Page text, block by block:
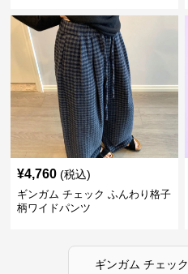
¥4,760 (税込)
ギンガム チェック ふんわり格子
柄ワイドパンツ
ギンガム チェック